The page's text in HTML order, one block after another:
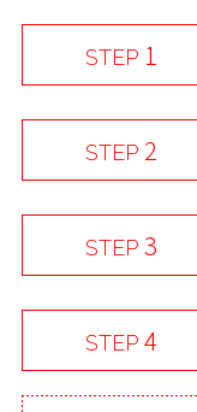
STEP 1
STEP 2
STEP 3
STEP 4